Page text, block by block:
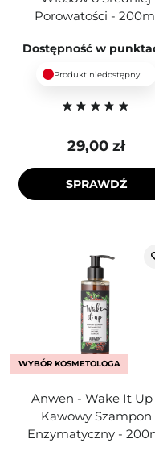
Porowatości -
Dostępność w
Produkt niedostępny
29,00 zł
SPRAWDŹ
WYBÓR KOSMETOLOGA
Anwen - Wake It Up
Kawowy Szampon
Enzymatyczny -